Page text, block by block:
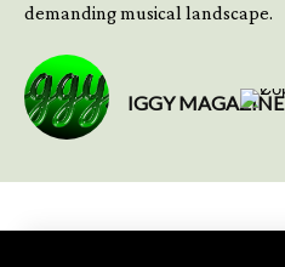
demanding musical landscape.
IGGY MAGAZINE